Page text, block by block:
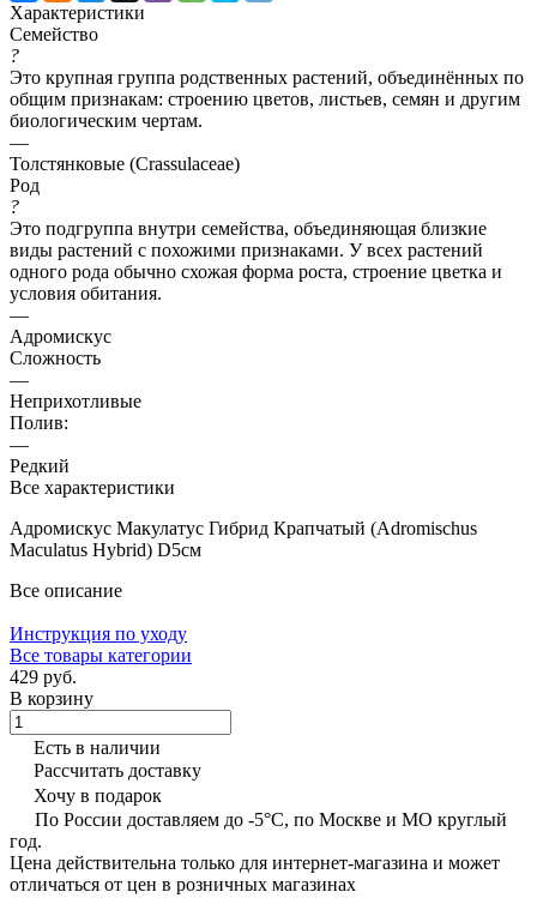
Характеристики
Семейство
?
Это крупная группа родственных растений, объединённых по
общим признакам: строению цветов, листьев, семян и другим
биологическим чертам.
—
Толстянковые (Crassulaceae)
Род
?
Это подгруппа внутри семейства, объединяющая близкие
виды растений с похожими признаками. У всех растений
одного рода обычно схожая форма роста, строение цветка и
условия обитания.
—
Адромискус
Сложность
—
Неприхотливые
Полив:
—
Редкий
Все характеристики
Адромискус Макулатус Гибрид Крапчатый (Adromischus
Maculatus Hybrid) D5см
Все описание
Инструкция по уходу
Все товары категории
429 руб.
В корзину
Есть в наличии
Рассчитать доставку
Хочу в подарок
По России доставляем до -5°C, по Москве и МО круглый
год.
Цена действительна только для интернет-магазина и может
отличаться от цен в розничных магазинах